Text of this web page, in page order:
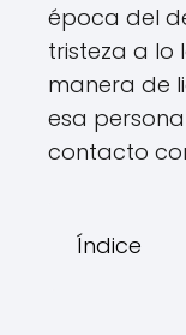
época del
tristeza a lo
manera de
esa
contacto
Índice